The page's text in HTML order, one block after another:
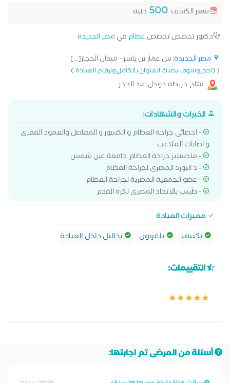
سعر الكشف:500 جنيه
دكتور تخصص تخصص عظامفي مصر الجديدة
مصر الجديدة: ش عمار بن ياسر - ميدان الحجاز[...]
((احجز وسوف يصلك العنوان بالكامل وارقام العيادة)
متاح خريطة جوجل عند الحجز
الخبرات والشهادات:
- اخصائى جراحة العظام و الكسور و المفاصل والعمود الفقرى
و اصابات الملاعب
- ماچستير جراحة العظام جامعة عين شمس
- د البورد المصرى لجراحة العظام
- عضو الجمعية المصرية لجراحة العظام
- طبيب بالاتحاد المصرى لكرة القدم
مميزات العيادة
تكييف
تلفزيون تحاليل داخل العيادة
التقييمات:
أسئلة من المرضى تم اجابتها: